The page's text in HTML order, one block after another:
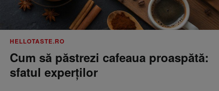
HELLOTASTE.RO
Cum să păstrezi cafeaua proaspătă:
sfatul experților